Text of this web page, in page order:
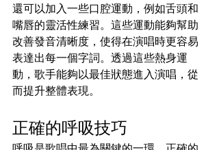
還可以加入一些口腔運動，例如舌頭和
嘴唇的靈活性練習。這些運動能夠幫助
改善發音清晰度，使得在演唱時更容易
表達出每一個字詞。透過這些熱身運
動，歌手能夠以最佳狀態進入演唱，從
而提升整體表現。
正確的呼吸技巧